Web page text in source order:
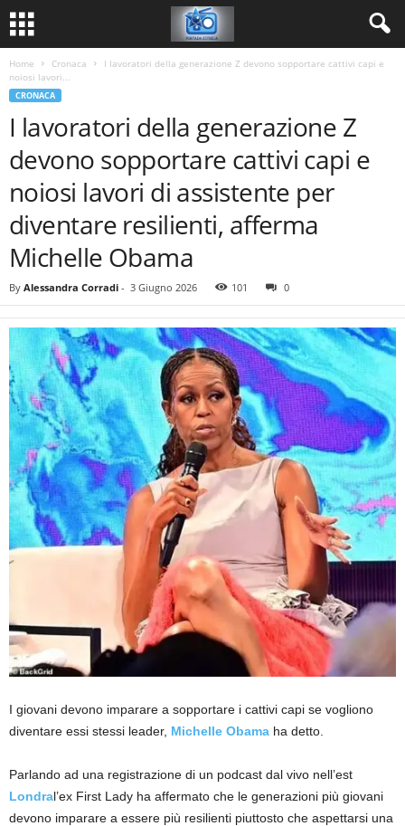
Home Cronaca
I lavoratori della generazione Z devono sopportare cattivi capi e
noiosi lavori...
CRONACA
I lavoratori della generazione Z
devono sopportare cattivi capi e
noiosi lavori di assistente per
diventare resilienti, afferma
Michelle Obama
By Alessandra Corradi - 3 Giugno 2026 101 0
I giovani devono imparare a sopportare i cattivi capi se vogliono
diventare essi stessi leader, Michelle Obama ha detto.
Parlando ad una registrazione di un podcast dal vivo nell’est
Londral’ex First Lady ha affermato che le generazioni più giovani
devono imparare a essere più resilienti piuttosto che aspettarsi una